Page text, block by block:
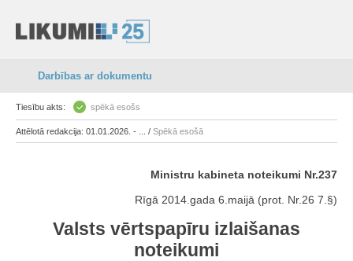
Darbības ar dokumentu
Tiesību akts: spēkā esošs
Attēlotā redakcija: 01.01.2026. - ... / Spēkā esošā
Ministru kabineta noteikumi Nr.237
Rīgā 2014.gada 6.maijā (prot. Nr.26 7.§)
Valsts vērtspapīru izlaišanas
noteikumi